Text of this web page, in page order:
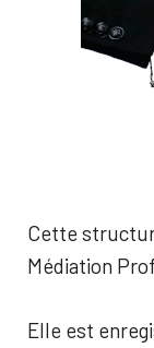
Cette
Médiation
Elle est